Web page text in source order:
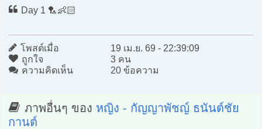
Day 1 🏸👶🏻
โพสต์เมื่อ
19 เม.ย. 69 - 22:39:09
ถูกใจ
3 คน
ความคิดเห็น
20 ข้อความ
ภาพอื่นๆ ของ หญิง - กัญญาพัชญ์ ธนันต์ชัย
กานต์